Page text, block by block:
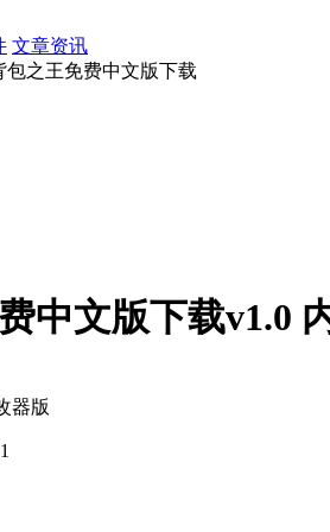
文章资讯
包之王免费中文版下载
中文版下载v1.0
器版